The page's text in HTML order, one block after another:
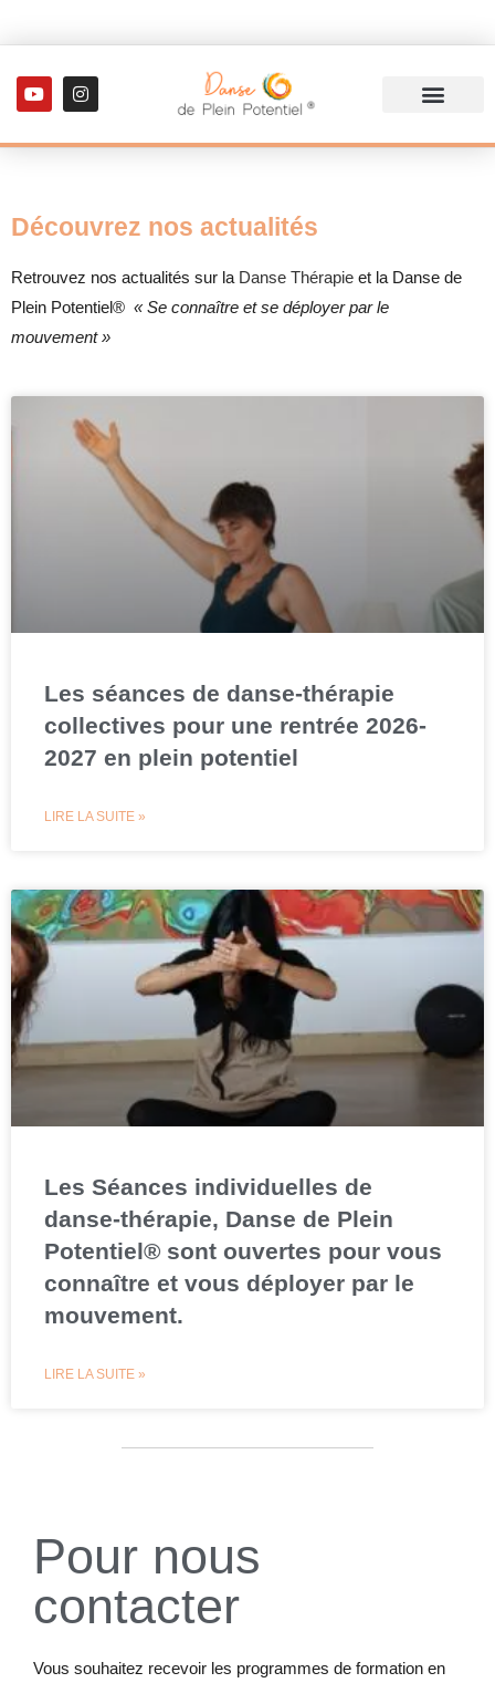
Découvrez nos actualités
Retrouvez nos actualités sur la Danse Thérapie et la Danse de
Plein Potentiel® « Se connaître et se déployer par le
mouvement »
Les séances de danse-thérapie
collectives pour une rentrée 2026-
2027 en plein potentiel
LIRE LA SUITE »
Les Séances individuelles de
danse-thérapie, Danse de Plein
Potentiel®️ sont ouvertes pour vous
connaître et vous déployer par le
mouvement.
LIRE LA SUITE »
Pour nous
contacter
Vous souhaitez recevoir les programmes de formation en